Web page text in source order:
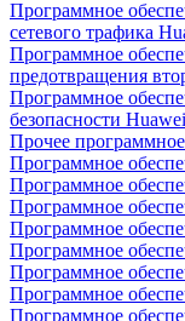
Программное
сетевого трафика
Программное
предотвращения
Программное
безопасности Huawei
Прочее
Программное
Программное
Программное
Программное
Программное
Программное
Программное
Программное